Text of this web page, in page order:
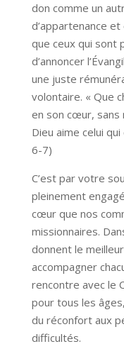
don comme un
d’appartenance
que ceux qui sont
d’annoncer
une juste
volontaire. « Que
en son cœur,
Dieu aime celui
6-7)
C’est par votre
pleinement
cœur que nos
missionnaires.
donnent le
accompagner
rencontre avec le
pour tous les
du réconfort aux
difficultés.